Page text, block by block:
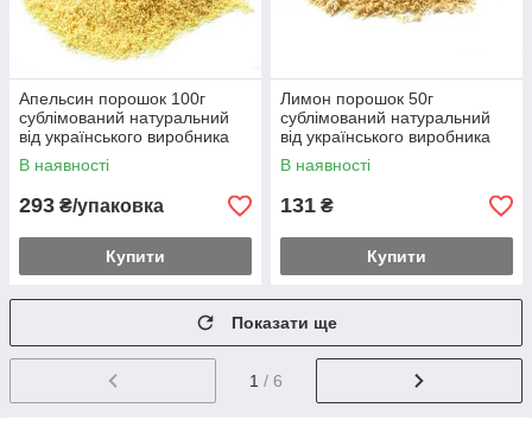
Апельсин порошок 100г
сублімований натуральний
від українського виробника
В наявності
293 ₴/упаковка
Купити
Лимон порошок 50г
сублімований натуральний
від українського виробника
В наявності
131 ₴
Купити
Показати ще
1 / 6